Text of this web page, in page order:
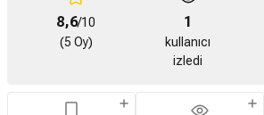
8,6/10
(5 Oy)
1
kullanıcı
izledi